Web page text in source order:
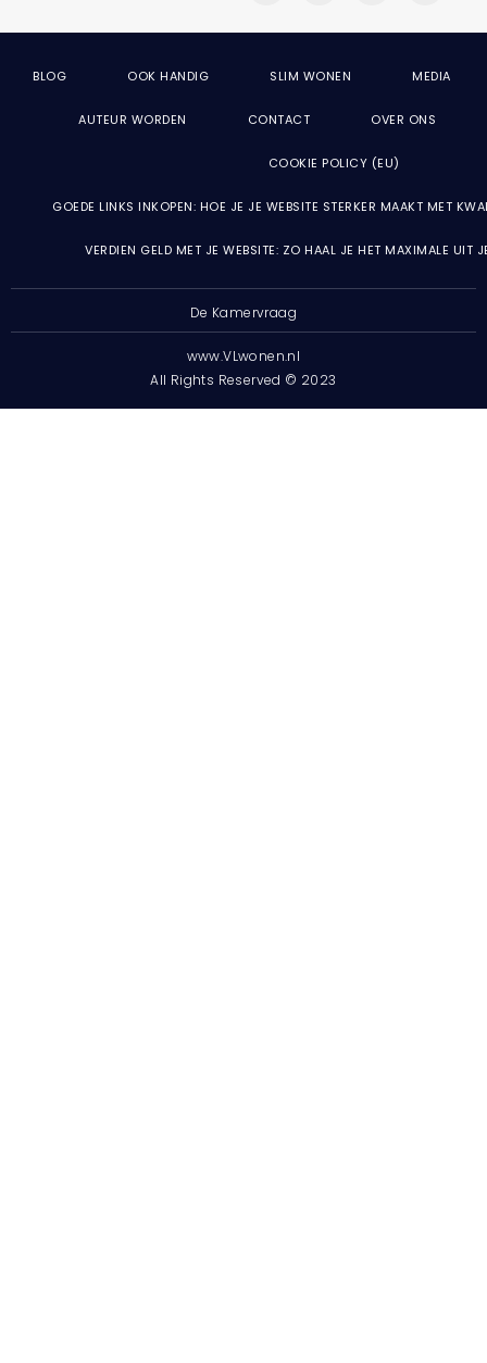
BLOG OOK HANDIG SLIM WONEN MEDIA
AUTEUR WORDEN CONTACT OVER ONS
COOKIE POLICY (EU)
GOEDE LINKS INKOPEN: HOE JE JE WEBSITE STERKER MAAKT MET
VERDIEN GELD MET JE WEBSITE: ZO HAAL JE HET MAXIMALE UIT
De Kamervraag
www.VLwonen.nl
All Rights Reserved © 2023